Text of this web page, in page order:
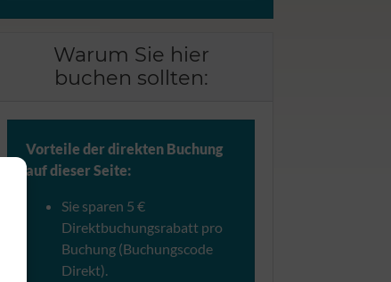
Warum Sie hier
buchen sollten:
Vorteile der direkten Buchung
auf dieser Seite:
Sie sparen 5 €
Direktbuchungsrabatt pro
Buchung (Buchungscode
Direkt).